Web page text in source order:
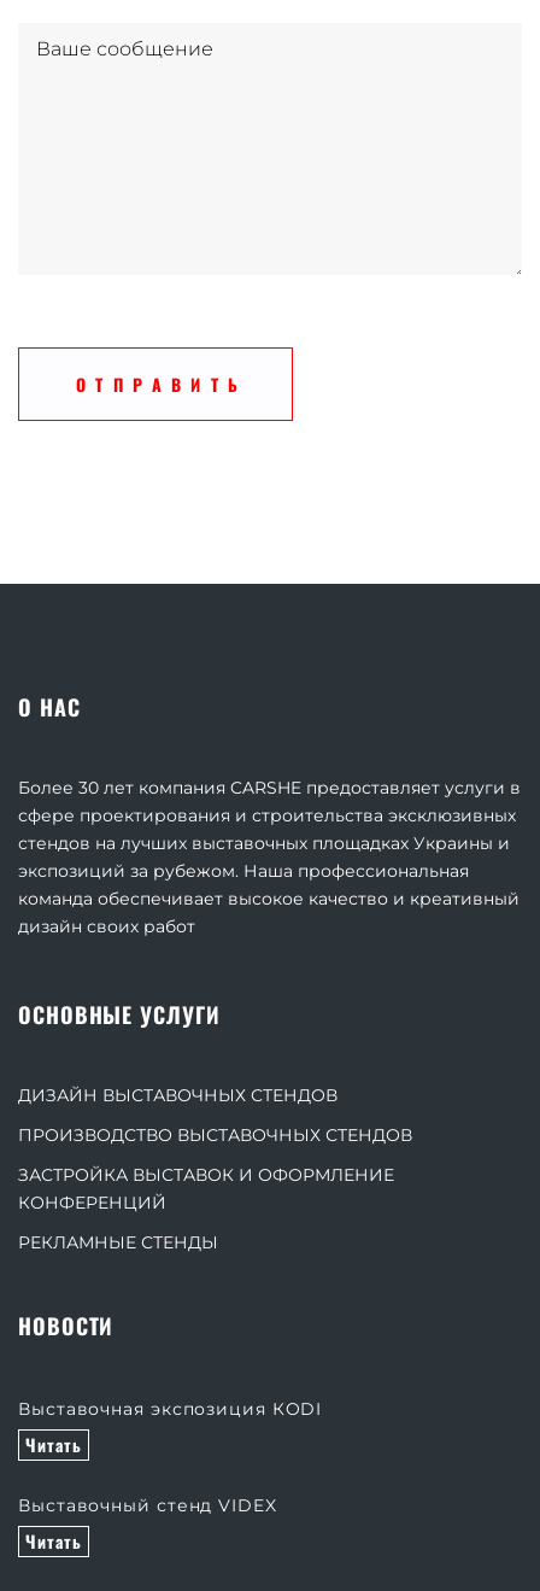
О НАС
Более 30 лет компания CARSHE предоставляет услуги в
сфере проектирования и строительства эксклюзивных
стендов на лучших выставочных площадках Украины и
экспозиций за рубежом. Наша профессиональная
команда обеспечивает высокое качество и креативный
дизайн своих работ
ОСНОВНЫЕ УСЛУГИ
ДИЗАЙН ВЫСТАВОЧНЫХ СТЕНДОВ
ПРОИЗВОДСТВО ВЫСТАВОЧНЫХ СТЕНДОВ
ЗАСТРОЙКА ВЫСТАВОК И ОФОРМЛЕНИЕ
КОНФЕРЕНЦИЙ
РЕКЛАМНЫЕ СТЕНДЫ
НОВОСТИ
Выставочная экспозиция КODI
Читать
Выставочный стенд VIDEX
Читать